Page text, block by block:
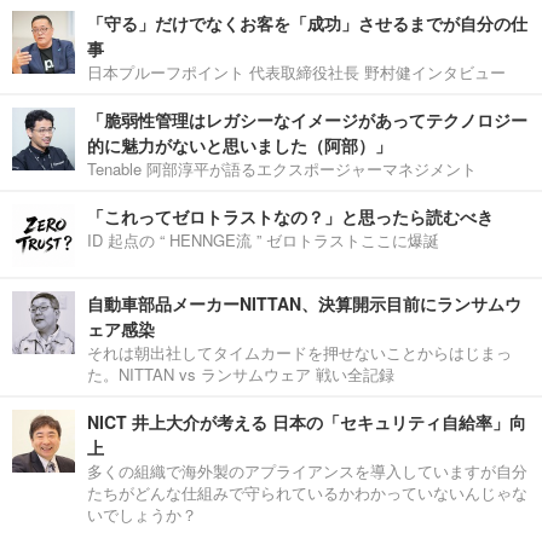
「守る」だけでなくお客を「成功」させるまでが自分の仕
事
日本プルーフポイント 代表取締役社長 野村健インタビュー
「脆弱性管理はレガシーなイメージがあってテクノロジー
的に魅力がないと思いました（阿部）」
Tenable 阿部淳平が語るエクスポージャーマネジメント
「これってゼロトラストなの？」と思ったら読むべき
ID 起点の “ HENNGE流 ” ゼロトラストここに爆誕
自動車部品メーカーNITTAN、決算開示目前にランサムウ
ェア感染
それは朝出社してタイムカードを押せないことからはじまっ
た。NITTAN vs ランサムウェア 戦い全記録
NICT 井上大介が考える 日本の「セキュリティ自給率」向
上
多くの組織で海外製のアプライアンスを導入していますが自分
たちがどんな仕組みで守られているかわかっていないんじゃな
いでしょうか？